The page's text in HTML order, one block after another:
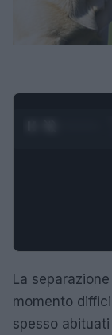
La
momento
spesso